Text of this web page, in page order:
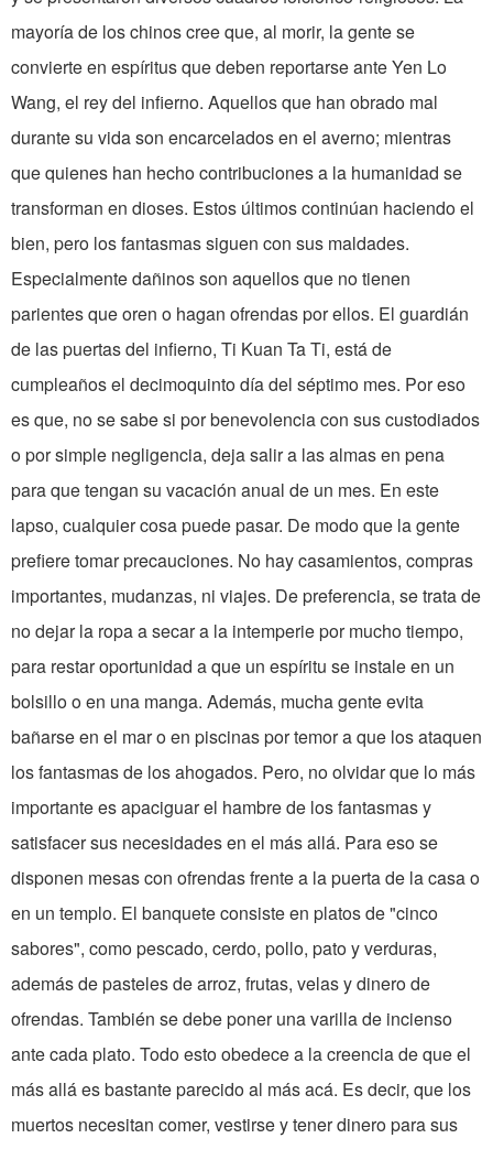
mayoría de los chinos cree que, al morir, la gente se
convierte en espíritus que deben reportarse ante Yen Lo
Wang, el rey del infierno. Aquellos que han obrado mal
durante su vida son encarce­lados en el averno; mientras
que quienes han hecho contribuciones a la humanidad se
transforman en dioses. Estos últimos continúan haciendo el
bien, pero los fantasmas siguen con sus maldades.
Especialmente dañinos son aquellos que no tienen
parientes que oren o hagan ofren­das por ellos. El guardián
de las puertas del infierno, Ti Kuan Ta Ti, está de
cumpleaños el decimoquinto día del séptimo mes. Por eso
es que, no se sabe si por benevolencia con sus custodiados
o por simple negli­gencia, deja salir a las almas en pena
para que tengan su vacación anual de un mes. En este
lapso, cualquier cosa puede pasar. De modo que la gente
prefiere tomar precauciones. No hay casamien­tos, compras
importantes, mudanzas, ni viajes. De preferencia, se trata de
no dejar la ropa a secar a la intemperie por mucho tiempo,
para restar oportunidad a que un espíritu se instale en un
bolsillo o en una manga. Además, mucha gente evita
bañarse en el mar o en piscinas por temor a que los ataquen
los fantas­mas de los ahogados. Pero, no olvidar que lo más
impor­tante es apaciguar el hambre de los fan­tasmas y
satisfacer sus necesidades en el más allá. Para eso se
disponen mesas con ofrendas frente a la puerta de la casa o
en un templo. El banquete consiste en platos de "cinco
sabores", como pescado, cerdo, pollo, pato y verduras,
además de paste­les de arroz, frutas, velas y dinero de
ofrendas. También se debe poner una varilla de incienso
ante cada plato. Todo esto obedece a la creencia de que el
más allá es bastante parecido al más acá. Es decir, que los
muertos nece­sitan comer, vestirse y tener dinero para sus